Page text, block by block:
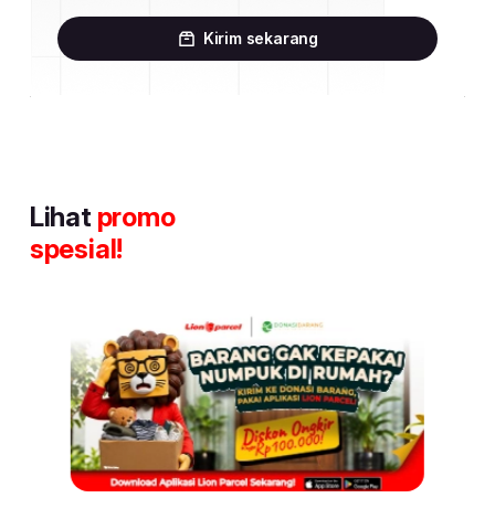
Kirim sekarang
Lihat promo
spesial!